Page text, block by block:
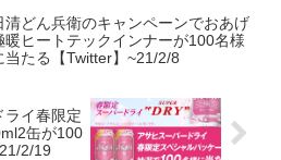
清どん兵衛のキャンペーンでおあげ
暖ヒートテックインナーが100名様
当たる【Twitter】~21/2/8
ライ春限定
缶が100
2/19